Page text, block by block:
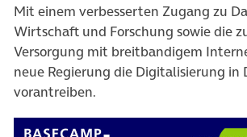
Mit einem verbesserten Zugang zu
Wirtschaft und Forschung sowie die
Versorgung mit breitbandigem
neue Regierung die Digitalisierung in
vorantreiben.